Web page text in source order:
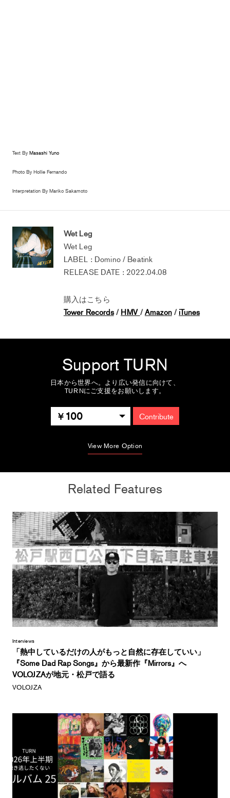
Text By Masashi Yuno
Photo By Hollie Fernando
Interpretation By Mariko Sakamoto
Wet Leg
Wet Leg
LABEL : Domino / Beatink
RELEASE DATE : 2022.04.08
購入はこちら
Tower Records/ HMV / Amazon/ iTunes
Support TURN
日本から世界へ。より広い発信に向けて、
TURNにご支援をお願いします。
100 Contribute
View More Option
Related Features
Interviews
「熱中しているだけの人がもっと自然に存在していい」
『Some Dad Rap Songs』から最新作『Mirrors』へ
VOLOJZAが地元・松戸で語る
VOLOJZA